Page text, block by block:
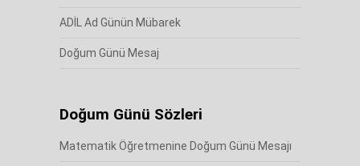
ADİL Ad Günün Mübarek
Doğum Günü Mesaj
Doğum Günü Sözleri
Matematik Öğretmenine Doğum Günü Mesajı